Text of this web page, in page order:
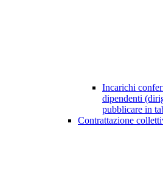
Incarichi
dipendenti
pubblicare in
Contrattazione